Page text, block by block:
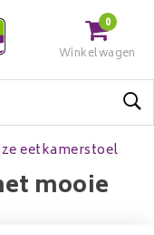
0
Winkelwagen
eetkamerstoel
mooie